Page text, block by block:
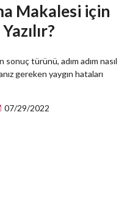
Makalesi için
sonuç türünü, adım adım nasıl
gereken yaygın hataları
07/29/2022